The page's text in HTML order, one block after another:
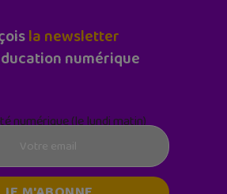
la newsletter
numérique
numérique (le lundi matin)